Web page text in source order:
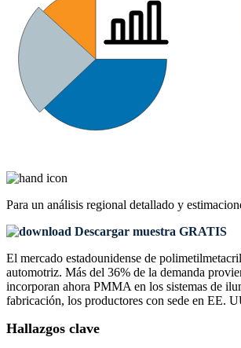
Para un análisis regional detallado y
Descargar muestra GRATIS
El mercado estadounidense de
automotriz. Más del 36% de la demanda
incorporan ahora PMMA en los sistemas de
fabricación, los productores con sede en EE.
Hallazgos clave